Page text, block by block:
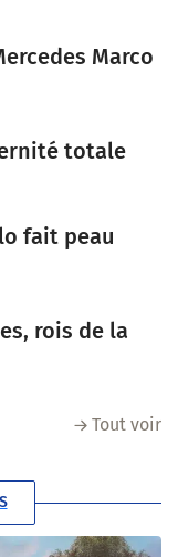
Marco
totale
fait peau
rois de la
Tout voir